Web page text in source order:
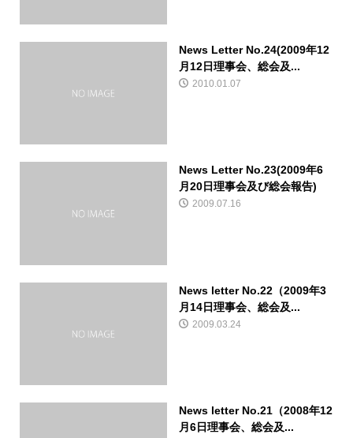
News Letter No.24(2009年12
月12日理事会、総会及...
2010.01.07
News Letter No.23(2009年6
月20日理事会及び総会報告)
2009.07.16
News letter No.22（2009年3
月14日理事会、総会及...
2009.03.24
News letter No.21（2008年12
月6日理事会、総会及...